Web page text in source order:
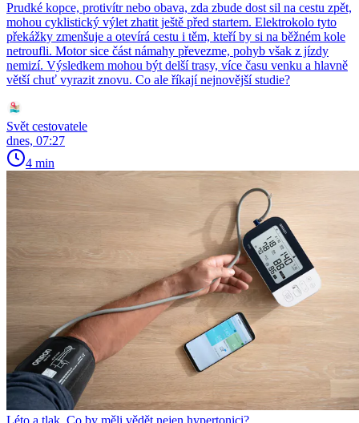
Prudké kopce, protivítr nebo obava, zda zbude dost sil na cestu zpět,
mohou cyklistický výlet zhatit ještě před startem. Elektrokolo tyto
překážky zmenšuje a otevírá cestu i těm, kteří by si na běžném kole
netroufli. Motor sice část námahy převezme, pohyb však z jízdy
nemizí. Výsledkem mohou být delší trasy, více času venku a hlavně
větší chuť vyrazit znovu. Co ale říkají nejnovější studie?
Svět cestovatele
dnes, 07:27
4 min
Léto a tlak. Co by měli vědět nejen hypertonici?